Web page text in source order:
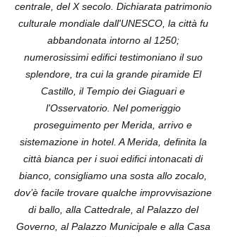
centrale, del X secolo. Dichiarata patrimonio
culturale mondiale dall'UNESCO, la città fu
abbandonata intorno al 1250;
numerosissimi edifici testimoniano il suo
splendore, tra cui la grande piramide El
Castillo, il Tempio dei Giaguari e
l'Osservatorio. Nel pomeriggio
proseguimento per Merida, arrivo e
sistemazione in hotel. A Merida, definita la
città bianca per i suoi edifici intonacati di
bianco, consigliamo una sosta allo zocalo,
dov’è facile trovare qualche improvvisazione
di ballo, alla Cattedrale, al Palazzo del
Governo, al Palazzo Municipale e alla Casa